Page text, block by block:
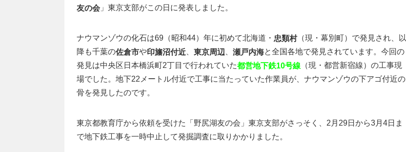
友の会 」東京支部がこの日に発表しました。
ナウマンゾウの化石は69（昭和44）年に初めて北海道・ 忠類村（現・幕別町）で発見され、以
降も千葉の佐倉市や印旛沼付近 東京周辺 瀬戸内海と全国各地で発見されています。今回の
発見は中央区日本橋浜町2丁目で行われていた都営地下鉄10号線 （現・都営新宿線）の工事現
場でした。地下22メートル付近で工事に当たっていた作業員が、ナウマンゾウの下アゴ付近の
骨を発見したのです。
東京都教育庁から依頼を受けた「野尻湖友の会」東京支部がさっそく、2月29日から3月4日ま
で地下鉄工事を一時中止して発掘調査に取りかかりました。